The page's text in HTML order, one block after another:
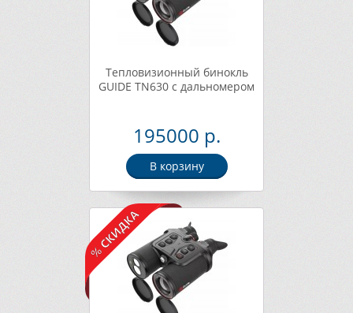
Тепловизионный бинокль
GUIDE TN630 с дальномером
195000 р.
В корзину